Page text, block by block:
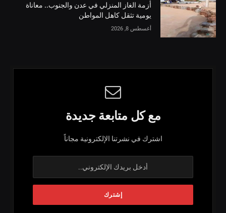
أزمة الغاز المنزلي في عدن والجنوب.. معاناة
يومية تثقل كاهل المواطن
أغسطس 8, 2026
مع كل متابعة جديدة
اشترك في نشرتنا الإلكترونية مجاناً